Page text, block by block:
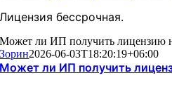
Лицензия бессрочная.
Может ли ИП получить лицензию
Зорин2026-06-03T18:20:19+06:00
Может ли ИП получить